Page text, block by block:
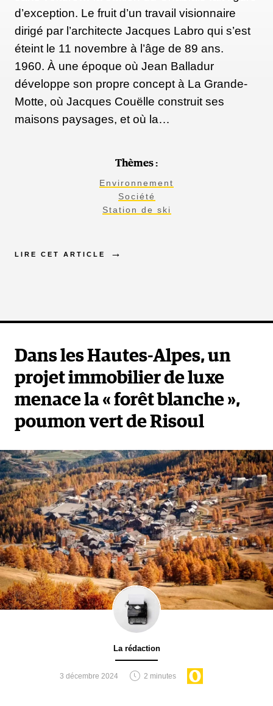
d’exception. Le fruit d’un travail visionnaire
dirigé par l’architecte Jacques Labro qui s’est
éteint le 11 novembre à l’âge de 89 ans.
1960. À une époque où Jean Balladur
développe son propre concept à La Grande-
Motte, où Jacques Couëlle construit ses
maisons paysages, et où la…
Thèmes :
Environnement
Société
Station de ski
LIRE CET ARTICLE
Dans les Hautes-Alpes, un
projet immobilier de luxe
menace la « forêt blanche »,
poumon vert de Risoul
La rédaction
3 décembre 2024 2 minutes